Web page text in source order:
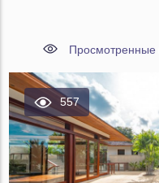
Просмотренные
557